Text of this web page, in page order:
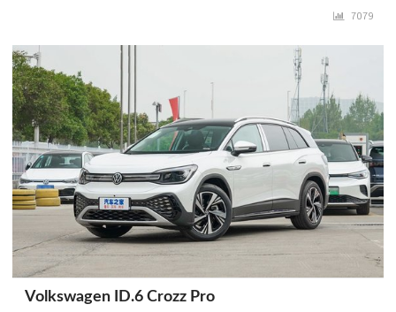
7079
Volkswagen ID.6 Crozz Pro